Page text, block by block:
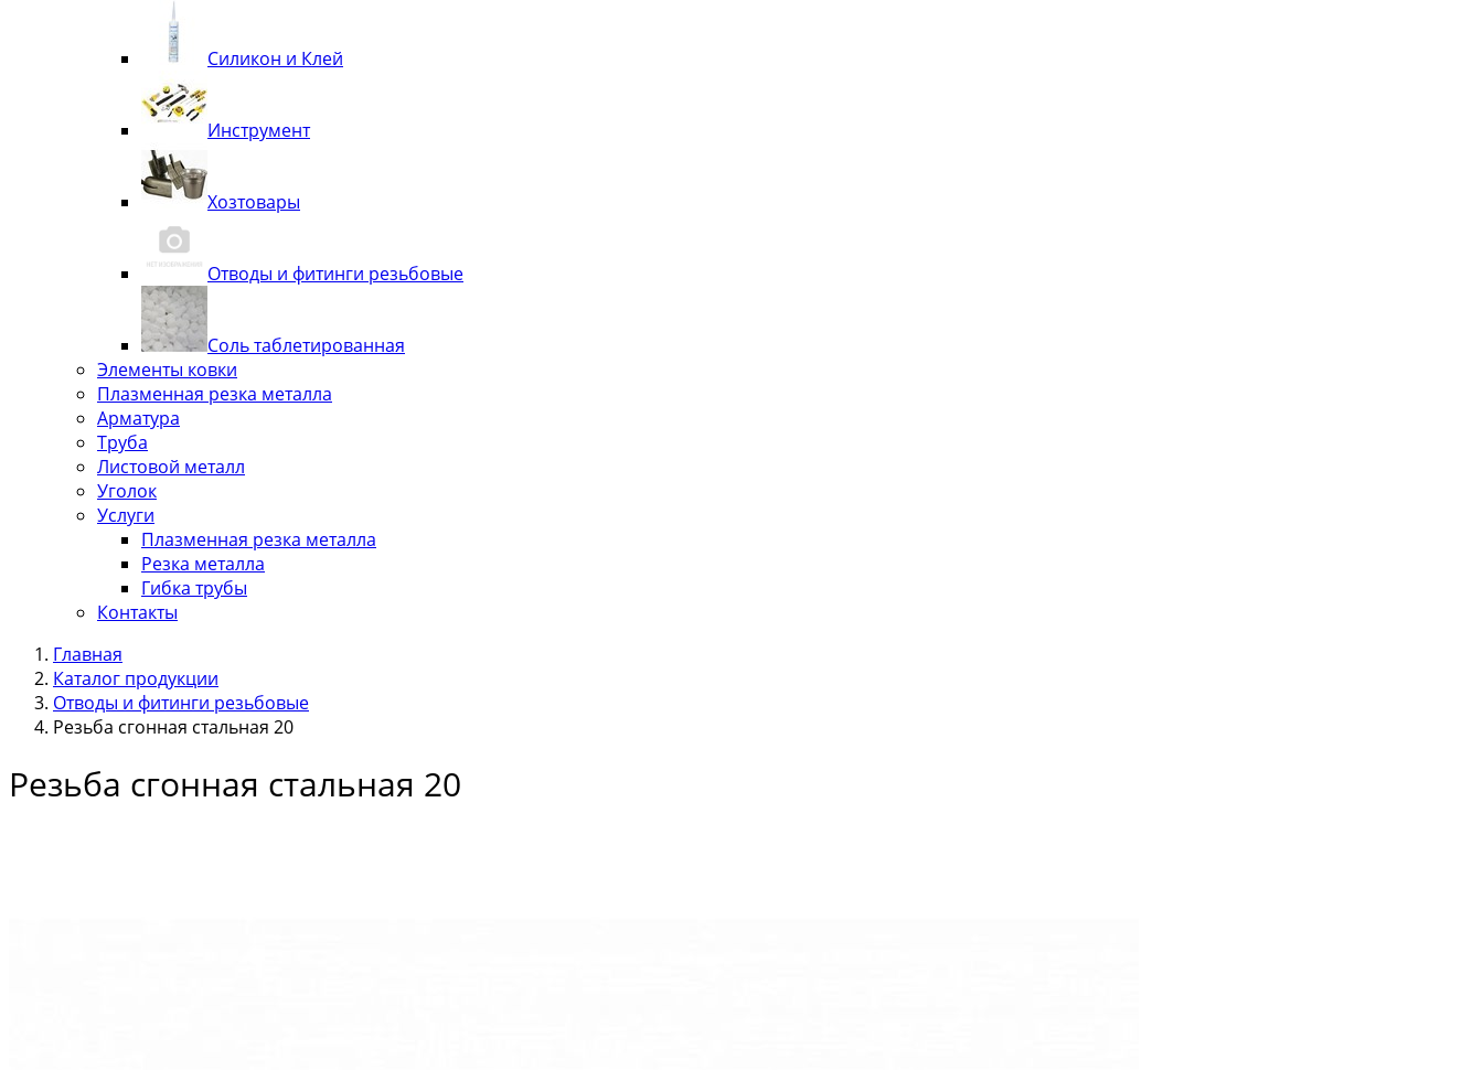
Силикон и Клей
Инструмент
Хозтовары
Отводы и фитинги резьбовые
Соль таблетированная
Элементы ковки
Плазменная резка металла
Арматура
Труба
Листовой металл
Уголок
Услуги
Плазменная резка металла
Резка металла
Гибка трубы
Контакты
Главная
Каталог продукции
Отводы и фитинги резьбовые
Резьба сгонная стальная 20
Резьба сгонная стальная 20